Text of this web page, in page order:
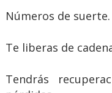
Números de suerte.
Te liberas de
Tendrás